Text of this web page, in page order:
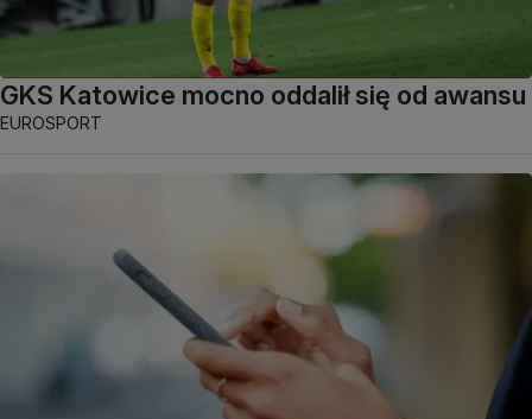
GKS Katowice mocno oddalił się od awansu
EUROSPORT